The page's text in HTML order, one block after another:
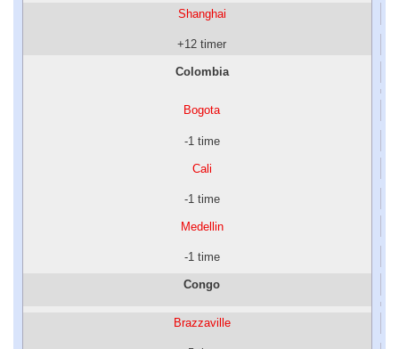
Shanghai
+12 timer
Colombia
Bogota
-1 time
Cali
-1 time
Medellin
-1 time
Congo
Brazzaville